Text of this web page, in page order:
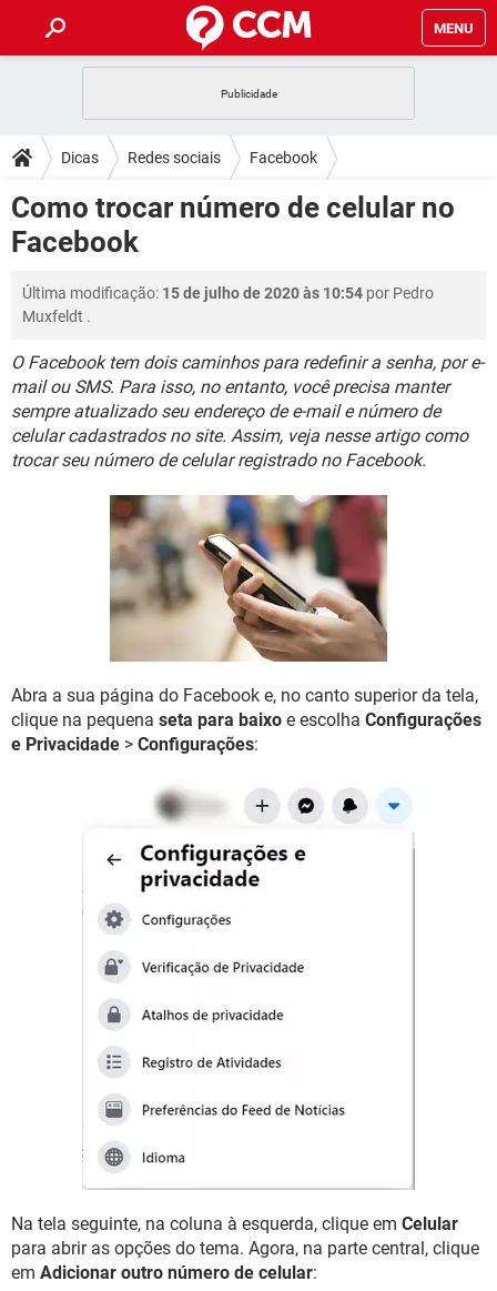
MENU
CELULAR FACEBOOK
OUTLOOK EXCEL
INSTAGRAM
DICAS
JOGOS WHATSAPP
CELULAR FACEBOOK
INSTAGRAM GMAIL
DOWNLOADS
JOGOS
OUTLOOK
INSTAGRAM
GUIA DE COMPRAS
FÓRUM
JOGOS WHATSAPP
OUTLOOK EXCEL
INSTAGRAM GMAIL
GUIA DE COMPRAS
GLOSSÁRIO
JOGOS WHATSAPP
CELULAR FACEBOOK
OUTLOOK EXCEL
INSTAGRAM GMAIL
GUIA DE COMPRAS
Dicas Redes sociais Facebook
Como trocar número de celular no
Facebook
Última modificação: 15 de julho de 2020 às 10:54 por Pedro
Muxfeldt .
O Facebook tem dois caminhos para redefinir a senha, por e-
mail ou SMS. Para isso, no entanto, você precisa manter
sempre atualizado seu endereço de e-mail e número de
celular cadastrados no site. Assim, veja nesse artigo como
trocar seu número de celular registrado no Facebook.
Abra a sua página do Facebook e, no canto superior da tela,
clique na pequena seta para baixo e escolha Configurações
e Privacidade > Configurações:
Na tela seguinte, na coluna à esquerda, clique em Celular
para abrir as opções do tema. Agora, na parte central, clique
em Adicionar outro número de celular: